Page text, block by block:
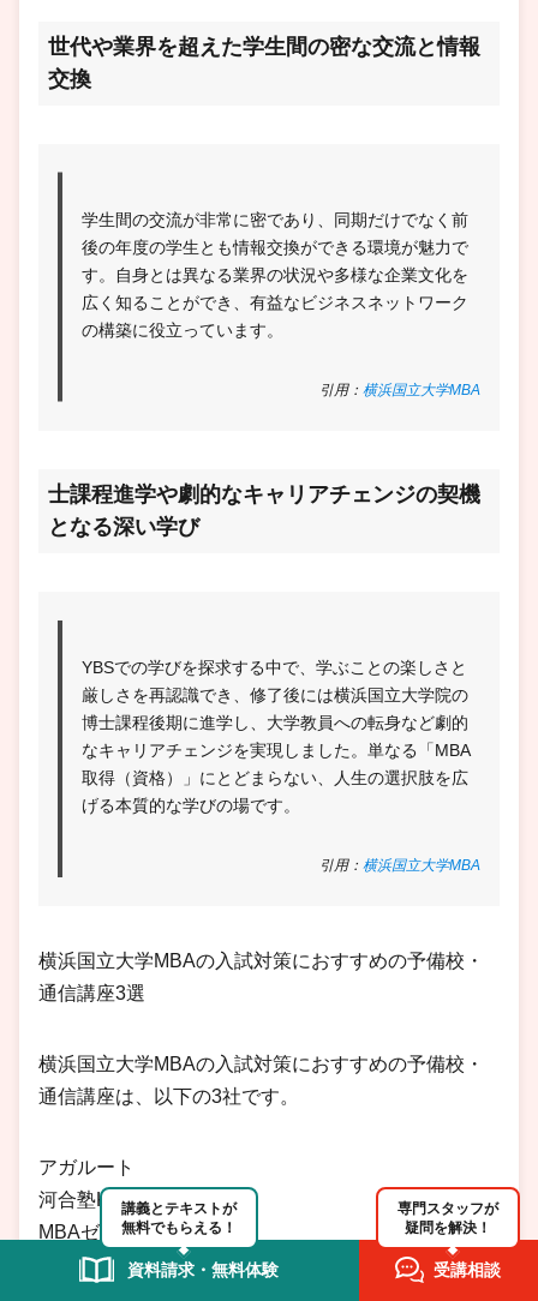
世代や業界を超えた学生間の密な交流と情報
交換
学生間の交流が非常に密であり、同期だけでなく前
後の年度の学生とも情報交換ができる環境が魅力で
す。自身とは異なる業界の状況や多様な企業文化を
広く知ることができ、有益なビジネスネットワーク
の構築に役立っています。
引用： 横浜国立大学MBA
士課程進学や劇的なキャリアチェンジの契機
となる深い学び
YBSでの学びを探求する中で、学ぶことの楽しさと
厳しさを再認識でき、修了後には横浜国立大学院の
博士課程後期に進学し、大学教員への転身など劇的
なキャリアチェンジを実現しました。単なる「MBA
取得（資格）」にとどまらない、人生の選択肢を広
げる本質的な学びの場です。
引用： 横浜国立大学MBA
横浜国立大学MBAの入試対策におすすめの予備校・
通信講座3選
横浜国立大学MBAの入試対策におすすめの予備校・
通信講座は、以下の3社です。
アガルート
河合塾KALS
MBAゼミナール
講義とテキストが
無料でもらえる！
資料請求・無料体験
専門スタッフが
疑問を解決！
受講相談